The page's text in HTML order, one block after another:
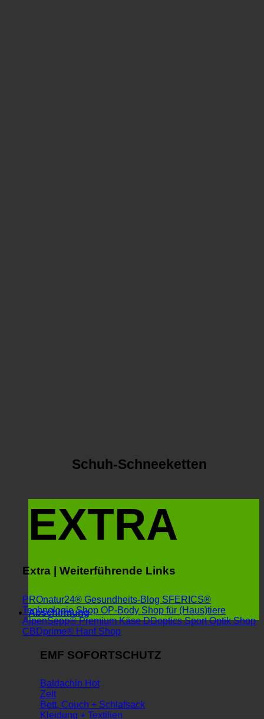
Schuh-Schneeketten
EXTRA
Extra | Weiterführende Links
PROnatur24® Gesundheits-Blog SFERICS®
Technologie Shop OP-Body Shop für (Haus)tiere
AlpenSepp® Premium Käse DDoptics Sport Optik Shop
CBDprime® Hanf Shop
Abschirmung
EMF SOFORTSCHUTZ
Baldachin
Zelt
Bett, Couch + Schlafsack
Kleidung + Textilien